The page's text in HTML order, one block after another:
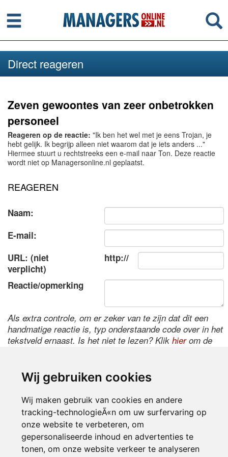
Wij gebruiken cookies
Wij maken gebruik van cookies en andere
tracking-technologieÃ«n om uw surfervaring op
onze website te verbeteren, om
gepersonaliseerde inhoud en advertenties te
tonen, om onze website verkeer te analyseren
Menu
Direct reageren
Zeven gewoontes van zeer onbetrokken
personeel
Reageren op de reactie: "Ik ben het wel met je eens Trojan, je
hebt gelijk. Ik begrijp alleen niet waarom dat je iets anders ..."
Hiermee stuurt u rechtstreeks een e-mail naar Ton. Deze reactie
wordt niet op Managersonline.nl geplaatst.
REAGEREN
Naam:
E-mail:
URL: (niet
verplicht)
http://
Reactie/opmerking
Als extra controle, om er zeker van te zijn dat dit een
handmatige reactie is, typ onderstaande code over in het
tekstveld ernaast. Is het niet te lezen? Klik hierom de